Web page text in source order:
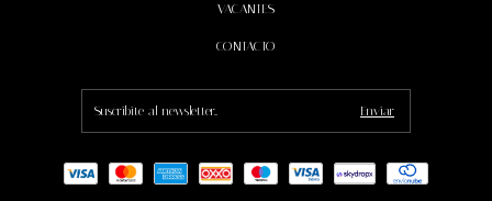
VACANTES
CONTACTO